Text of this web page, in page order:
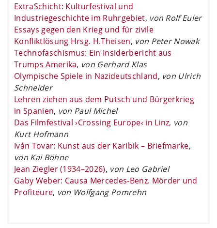
ExtraSchicht: Kulturfestival und
Industriegeschichte im Ruhrgebiet, von Rolf Euler
Essays gegen den Krieg und für zivile
Konfliktlösung Hrsg. H.Theisen, von Peter Nowak
Technofaschismus: Ein Insiderbericht aus
Trumps Amerika, von Gerhard Klas
Olympische Spiele in Nazideutschland, von Ulrich
Schneider
Lehren ziehen aus dem Putsch und Bürgerkrieg
in Spanien, von Paul Michel
Das Filmfestival ›Crossing Europe‹ in Linz, von
Kurt Hofmann
Iván Tovar: Kunst aus der Karibik – Briefmarke,
von Kai Böhne
Jean Ziegler (1934–2026), von Leo Gabriel
Gaby Weber: Causa Mercedes-Benz. Mörder und
Profiteure, von Wolfgang Pomrehn